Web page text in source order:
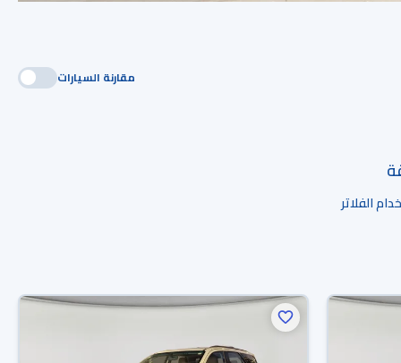
مقارنة السيارات
الفلاتر